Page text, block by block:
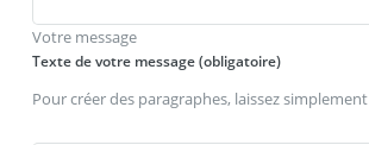
Votre message
Texte de votre message (obligatoire)
Pour créer des paragraphes, laissez